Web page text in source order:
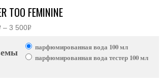
TOO FEMININE
– 3 500Р
парфюмированная вода 100 мл
парфюмированная вода тестер 100 мл